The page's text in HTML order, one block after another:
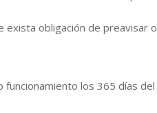
exista obligación de preavisar
los 365 días del